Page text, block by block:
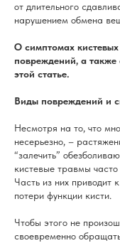
от длительного
нарушением обмена
О симптомах
повреждений, а также
этой статье.
Виды повреждений и
Несмотря на то, что
несерьезно, –
“залечить”
кистевые травмы
Часть из них приводит
потери функции кисти.
Чтобы этого не
своевременно